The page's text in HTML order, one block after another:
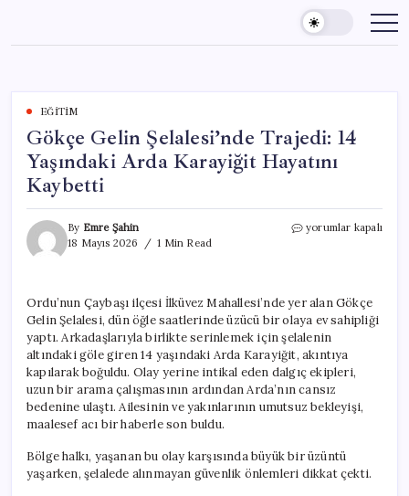
content
EĞITIM
Gökçe Gelin Şelalesi’nde Trajedi: 14
Yaşındaki Arda Karayiğit Hayatını
Kaybetti
By Emre Şahin
18 Mayıs 2026
1 Min Read
Gökçe
Yaşındaki
Arda
Karayiğit
Hayatını
Kaybetti
için
yorumlar kapalı
Ordu’nun Çaybaşı ilçesi İlküvez Mahallesi’nde yer alan Gökçe
Gelin Şelalesi, dün öğle saatlerinde üzücü bir olaya ev sahipliği
yaptı. Arkadaşlarıyla birlikte serinlemek için şelalenin
altındaki göle giren 14 yaşındaki Arda Karayiğit, akıntıya
kapılarak boğuldu. Olay yerine intikal eden dalgıç ekipleri,
uzun bir arama çalışmasının ardından Arda’nın cansız
bedenine ulaştı. Ailesinin ve yakınlarının umutsuz bekleyişi,
maalesef acı bir haberle son buldu.
Bölge halkı, yaşanan bu olay karşısında büyük bir üzüntü
yaşarken, şelalede alınmayan güvenlik önlemleri dikkat çekti.